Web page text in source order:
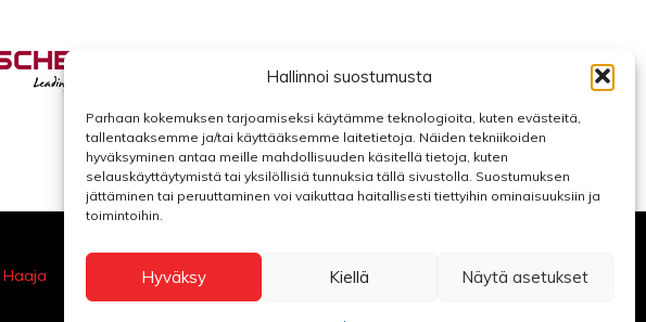
Hallinnoi suostumusta
Parhaan kokemuksen tarjoamiseksi käytämme teknologioita, kuten evästeitä,
tallentaaksemme ja/tai käyttääksemme laitetietoja. Näiden tekniikoiden
hyväksyminen antaa meille mahdollisuuden käsitellä tietoja, kuten
selauskäyttäytymistä tai yksilöllisiä tunnuksia tällä sivustolla. Suostumuksen
jättäminen tai peruuttaminen voi vaikuttaa haitallisesti tiettyihin ominaisuuksiin ja
toimintoihin.
Hyväksy Kiellä Näytä asetukset
Haaja